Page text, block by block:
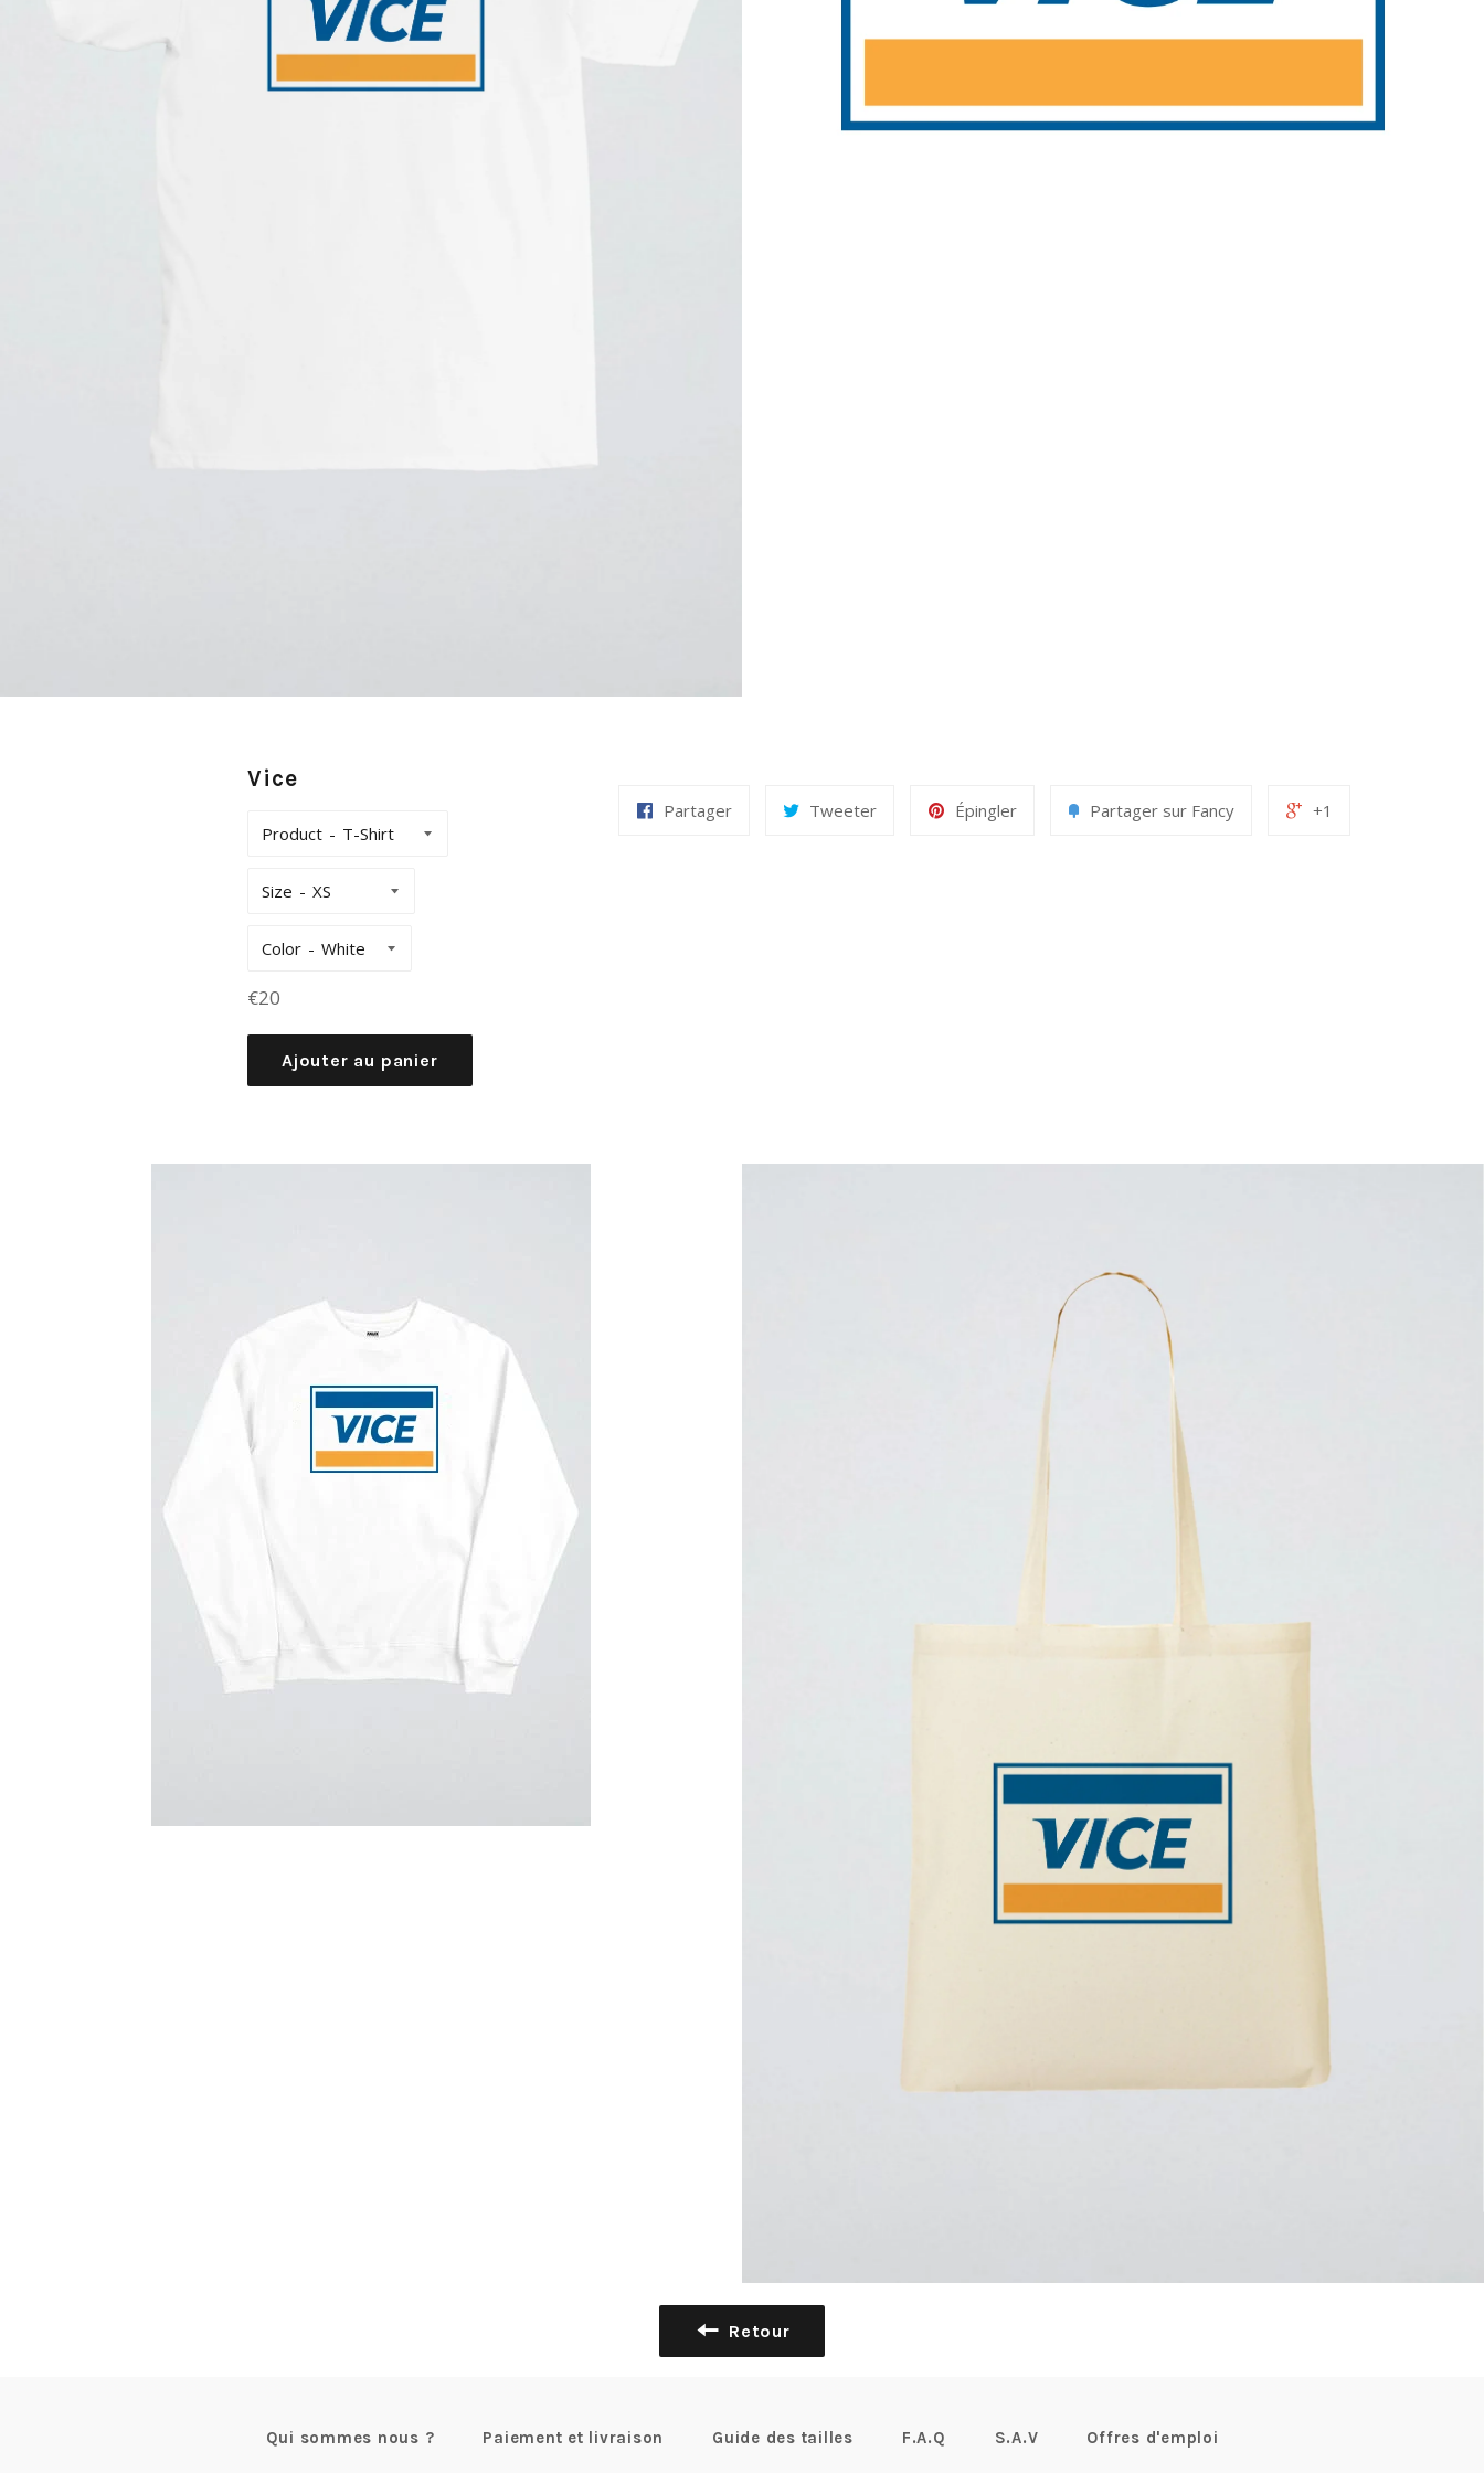
Vice
Product
Size
Color
Prix
€20
Ajouter au panier
Partager Tweeter Épingler Partager sur Fancy +1
Retour
Qui sommes nous ? Paiement et livraison Guide des tailles F.A.Q S.A.V Offres d'emploi